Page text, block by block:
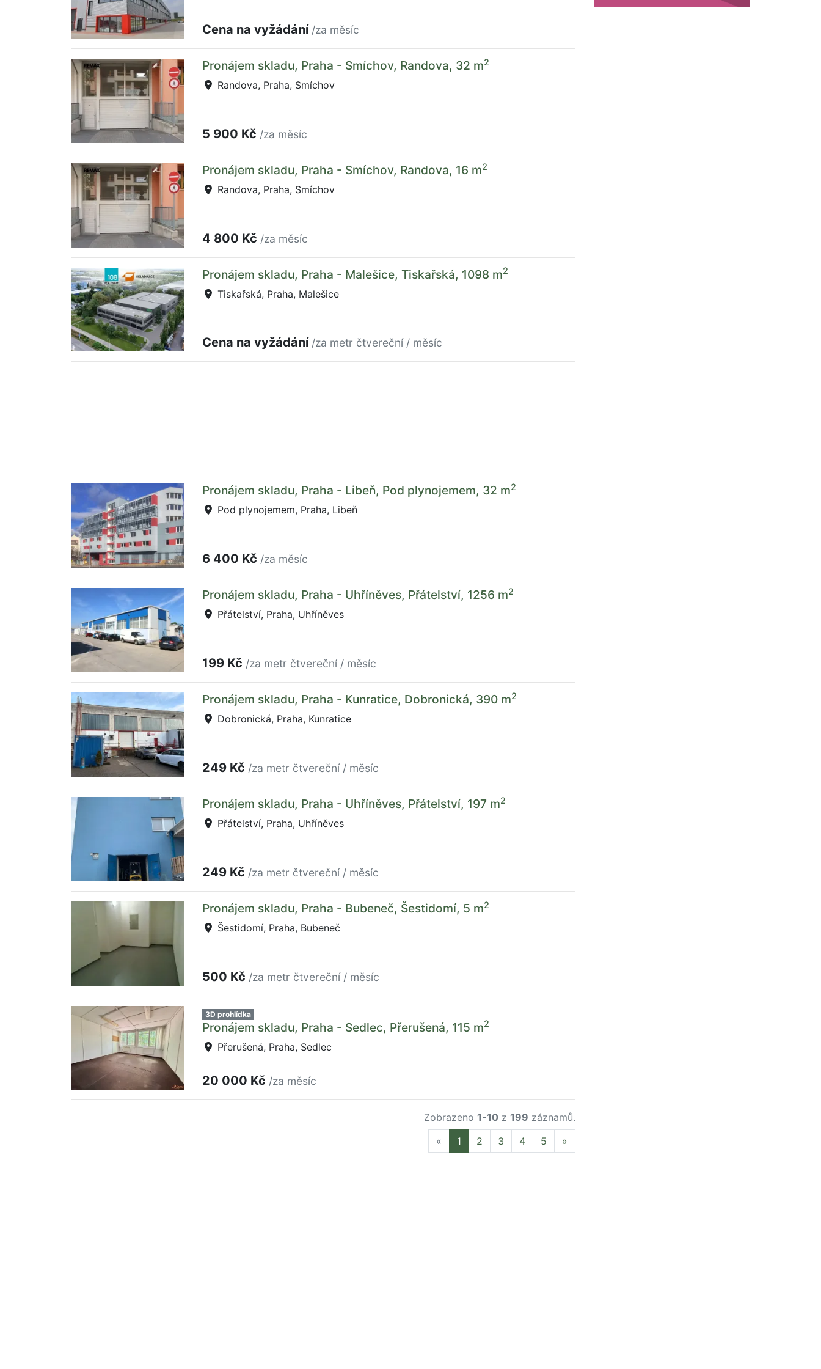
Cena na vyžádání /za měsíc
Pronájem skladu, Praha - Smíchov, Randova, 32 m2
Randova, Praha, Smíchov
5 900 Kč /za měsíc
Pronájem skladu, Praha - Smíchov, Randova, 16 m2
Randova, Praha, Smíchov
4 800 Kč /za měsíc
Pronájem skladu, Praha - Malešice, Tiskařská, 1098 m2
Tiskařská, Praha, Malešice
Cena na vyžádání /za metr čtvereční / měsíc
Pronájem skladu, Praha - Libeň, Pod plynojemem, 32 m2
Pod plynojemem, Praha, Libeň
6 400 Kč /za měsíc
Pronájem skladu, Praha - Uhříněves, Přátelství, 1256 m2
Přátelství, Praha, Uhříněves
199 Kč /za metr čtvereční / měsíc
Pronájem skladu, Praha - Kunratice, Dobronická, 390 m2
Dobronická, Praha, Kunratice
249 Kč /za metr čtvereční / měsíc
Pronájem skladu, Praha - Uhříněves, Přátelství, 197 m2
Přátelství, Praha, Uhříněves
249 Kč /za metr čtvereční / měsíc
Pronájem skladu, Praha - Bubeneč, Šestidomí, 5 m2
Šestidomí, Praha, Bubeneč
500 Kč /za metr čtvereční / měsíc
3D prohlídka
Pronájem skladu, Praha - Sedlec, Přerušená, 115 m2
Přerušená, Praha, Sedlec
20 000 Kč /za měsíc
Zobrazeno 1-10 z 199 záznamů.
« Previous
1 2 3 4 5 »